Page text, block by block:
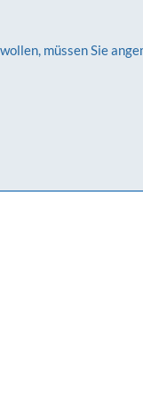
müssen Sie